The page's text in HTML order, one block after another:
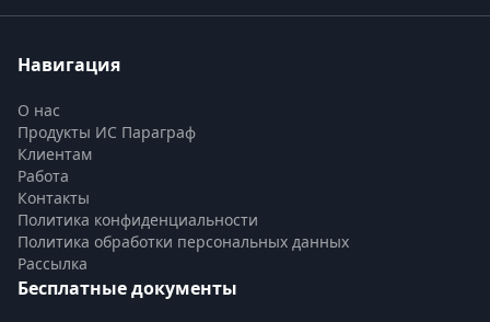
Навигация
О нас
Продукты ИС Параграф
Клиентам
Работа
Контакты
Политика конфиденциальности
Политика обработки персональных данных
Рассылка
Бесплатные документы